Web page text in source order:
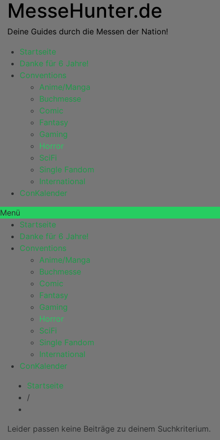
MesseHunter.de
Deine Guides durch die Messen der Nation!
Startseite
Danke für 6 Jahre!
Conventions
Anime/Manga
Buchmesse
Comic
Fantasy
Gaming
Horror
SciFi
Single Fandom
International
ConKalender
Menü
Startseite
Danke für 6 Jahre!
Conventions
Anime/Manga
Buchmesse
Comic
Fantasy
Gaming
Horror
SciFi
Single Fandom
International
ConKalender
Startseite
/
Leider passen keine Beiträge zu deinem Suchkriterium.